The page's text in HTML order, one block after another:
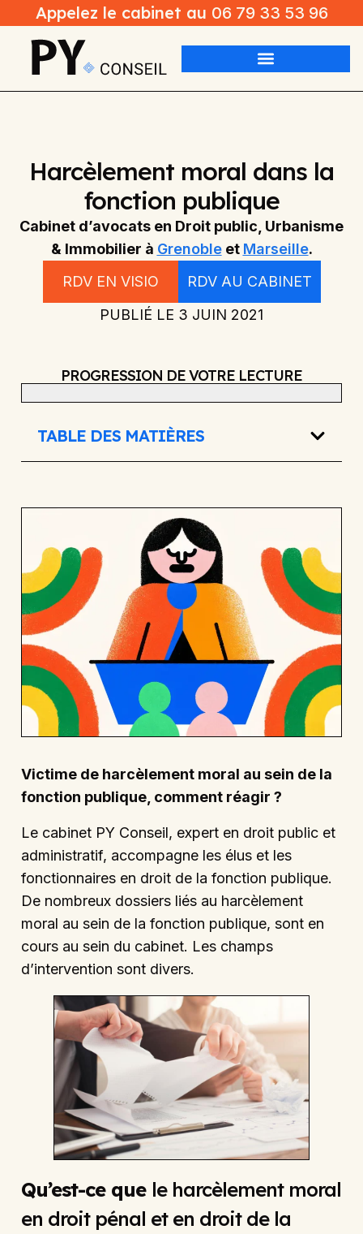
Appelez le cabinet au 06 79 33 53 96
Harcèlement moral dans la
fonction publique
Cabinet d’avocats en Droit public, Urbanisme
& Immobilier à Grenobleet Marseille.
RDV EN VISIO
RDV AU CABINET
PUBLIÉ LE 3 JUIN 2021
PROGRESSION DE VOTRE LECTURE
TABLE DES MATIÈRES
Victime de harcèlement moral au sein de la
fonction publique, comment réagir ?
Le cabinet PY Conseil, expert en droit public et
administratif, accompagne les élus et les
fonctionnaires en droit de la fonction publique.
De nombreux dossiers liés au harcèlement
moral au sein de la fonction publique, sont en
cours au sein du cabinet. Les champs
d’intervention sont divers.
Qu’est-ce que le harcèlement moral
en droit pénal et en droit de la